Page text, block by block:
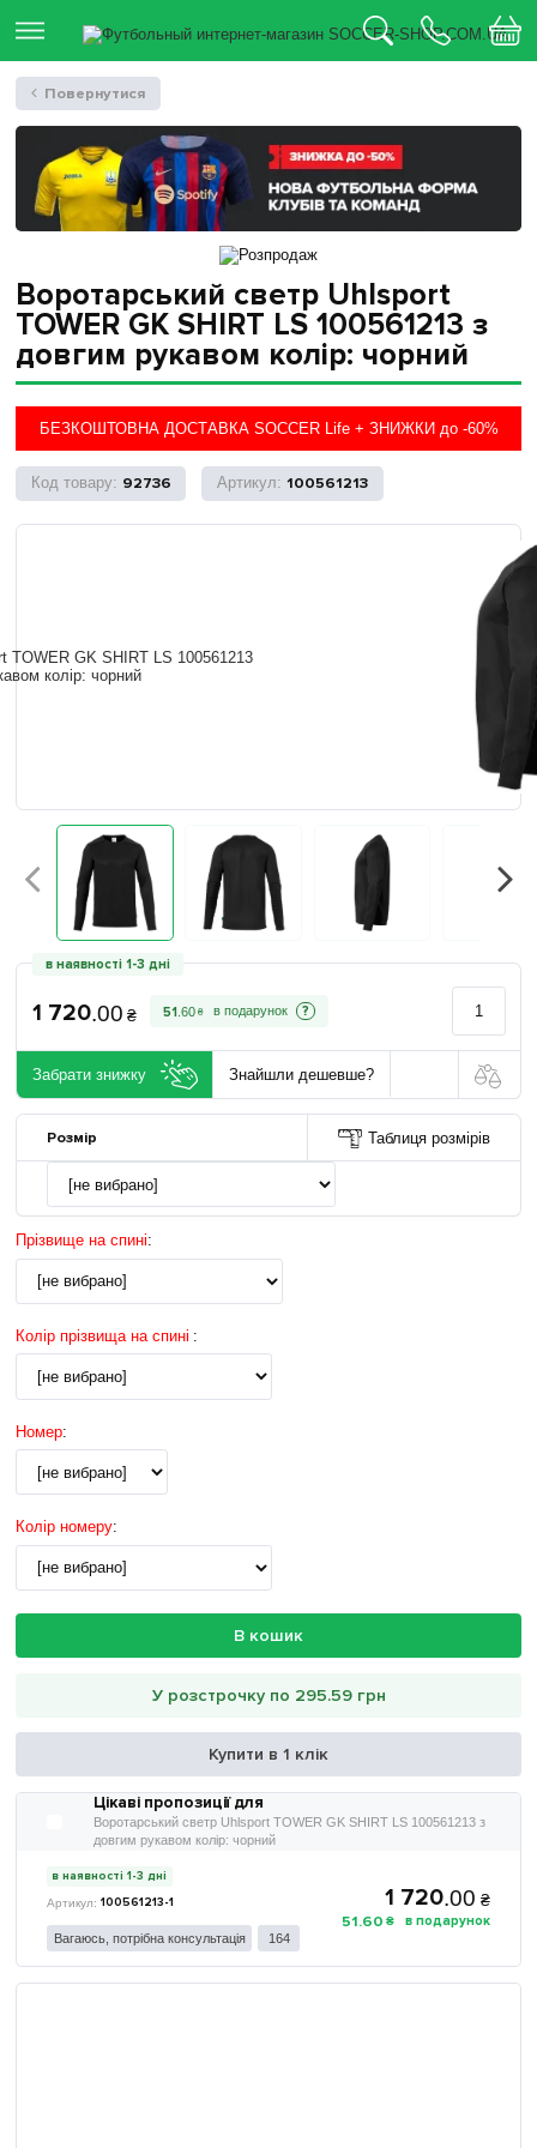
Воротарський светр Uhlsport
TOWER GK SHIRT LS 100561213 з
довгим рукавом колір: чорний
БЕЗКОШТОВНА ДОСТАВКА SOCCER Life + ЗНИЖКИ до -60%
92736 100561213
в наявності 1-3 дні
1 720.00 ₴ 51 .60 ₴ ?
Забрати знижку Знайшли дешевше?
Розмір Таблиця розмірів
Прізвище на спині:
Колір прізвища на спині :
Номер:
Колір номеру:
В кошик
У розстрочку по 295.59 грн
Купити в 1 клік
Цікаві пропозиції для
Воротарський светр Uhlsport TOWER GK SHIRT LS 100561213 з
довгим рукавом колір: чорний
в наявності 1-3 дні
100561213-1
Вагаюсь, потрібна консультація 164
1 720.00 ₴
51.60 ₴
Повернутися